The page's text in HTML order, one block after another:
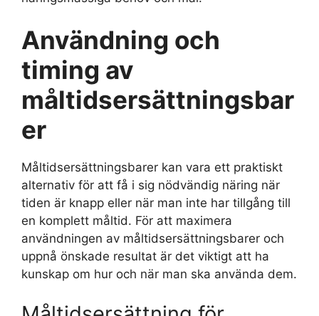
Användning och
timing av
måltidsersättningsbar
er
Måltidsersättningsbarer kan vara ett praktiskt
alternativ för att få i sig nödvändig näring när
tiden är knapp eller när man inte har tillgång till
en komplett måltid. För att maximera
användningen av måltidsersättningsbarer och
uppnå önskade resultat är det viktigt att ha
kunskap om hur och när man ska använda dem.